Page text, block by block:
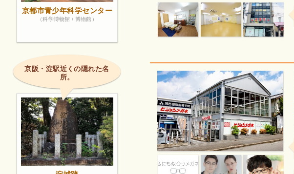
京都市青少年科学センター
（科学博物館 / 博物館）
京阪・淀駅近くの隠れた名
所。